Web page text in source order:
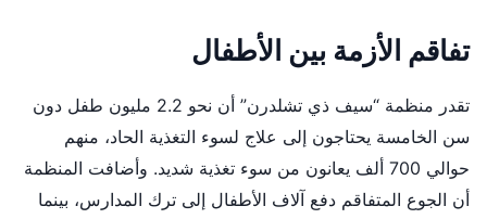
تفاقم الأزمة بين الأطفال
تقدر منظمة “سيف ذي تشلدرن” أن نحو 2.2 مليون طفل دون
سن الخامسة يحتاجون إلى علاج لسوء التغذية الحاد، منهم
حوالي 700 ألف يعانون من سوء تغذية شديد. وأضافت المنظمة
أن الجوع المتفاقم دفع آلاف الأطفال إلى ترك المدارس، بينما